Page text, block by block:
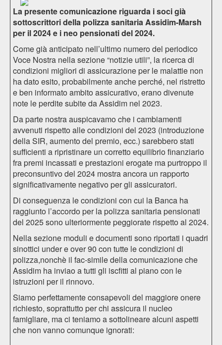
La presente comunicazione riguarda i soci già
sottoscrittori della polizza sanitaria Assidim-Marsh
per il 2024 e i neo pensionati del 2024.
Come già anticipato nell’ultimo numero del periodico
Voce Nostra nella sezione “notizie utili”, la ricerca di
condizioni migliori di assicurazione per le malattie non
ha dato esito, probabilmente anche perché, nel ristretto
e ben informato ambito assicurativo, erano divenute
note le perdite subite da Assidim nel 2023.
Da parte nostra auspicavamo che i cambiamenti
avvenuti rispetto alle condizioni del 2023 (introduzione
della SIR, aumento del premio, ecc.) sarebbero stati
sufficienti a ripristinare un corretto equilibrio finanziario
fra premi incassati e prestazioni erogate ma purtroppo il
preconsuntivo del 2024 mostra ancora un rapporto
significativamente negativo per gli assicuratori.
Di conseguenza le condizioni con cui la Banca ha
raggiunto l’accordo per la polizza sanitaria pensionati
del 2025 sono ulteriormente peggiorate rispetto al 2024.
Nella sezione moduli e documenti sono riportati i quadri
sinottici under e over 90 con tutte le condizioni di
polizza,nonchè il fac-simile della comunicazione che
Assidim ha inviao a tutti gli iscfitti al piano con le
istruzioni per il rinnovo.
Siamo perfettamente consapevoli del maggiore onere
richiesto, soprattutto per chi assicura il nucleo
famigliare, ma ci teniamo a sottolineare alcuni aspetti
che non vanno comunque ignorati: